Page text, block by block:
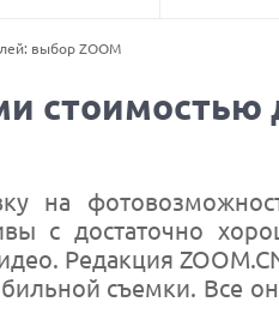
выбор ZOOM
стоимостью
на
с достаточно
Редакция
съемки. Все